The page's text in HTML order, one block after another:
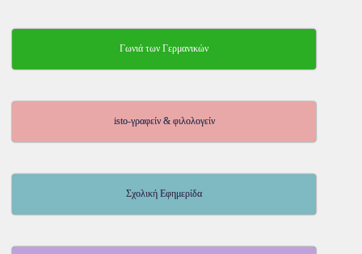
Γωνιά των Γερμανικών
isto-γραφείν & φιλολογείν
Σχολική Εφημερίδα